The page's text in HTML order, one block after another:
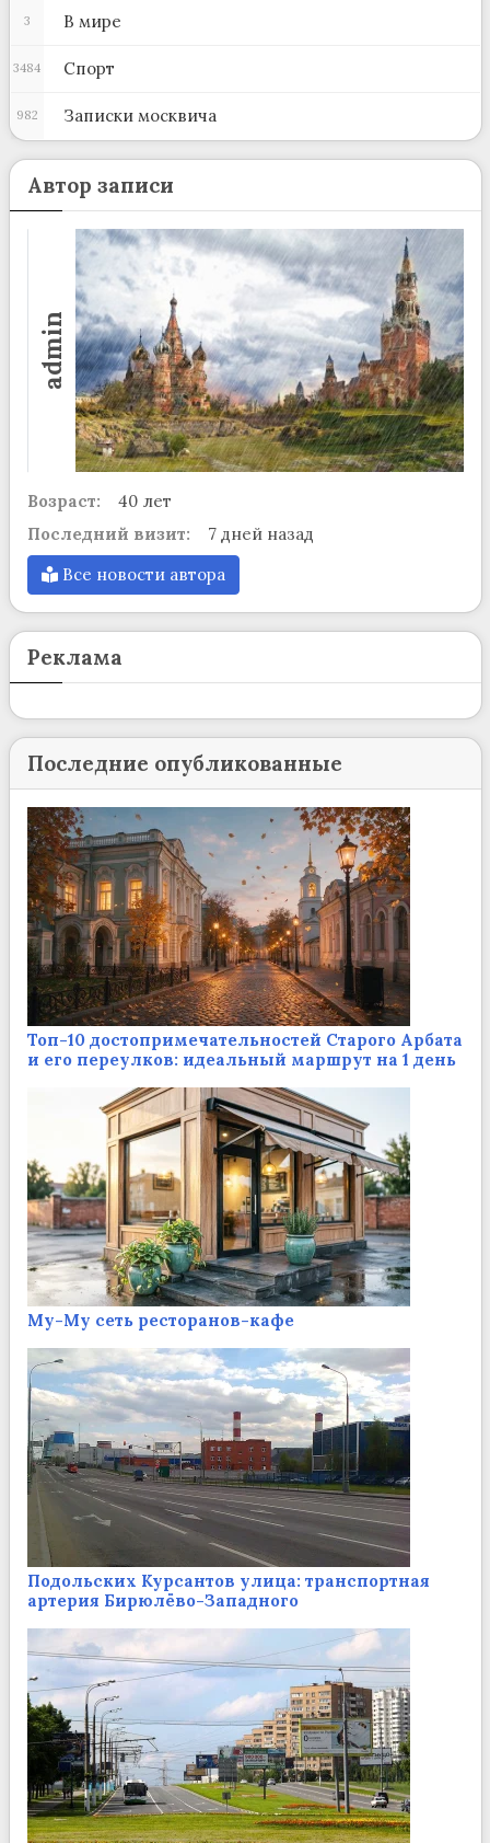
В мире
3
Спорт
3484
Записки москвича
982
Автор записи
admin
Возраст:
40 лет
Последний визит:
7 дней назад
Все новости автора
Реклама
Последние опубликованные
Топ-10 достопримечательностей Старого Арбата
и его переулков: идеальный маршрут на 1 день
Му-Му сеть ресторанов-кафе
Подольских Курсантов улица: транспортная
артерия Бирюлёво-Западного